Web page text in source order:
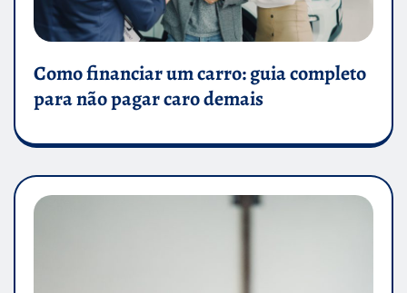
Como financiar um carro: guia completo
para não pagar caro demais